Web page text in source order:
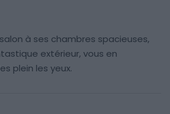
à ses chambres spacieuses,
extérieur, vous en
plein les yeux.